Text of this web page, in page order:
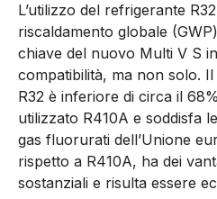
L’utilizzo del refrigerante
riscaldamento globale
chiave del nuovo Multi V S
compatibilità, ma non solo.
R32 è inferiore di circa il
utilizzato R410A e soddisfa
gas fluorurati dell’Unione
rispetto a R410A, ha dei
sostanziali e risulta essere